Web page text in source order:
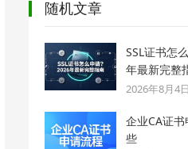
随机文章
SSL证书怎
年最新完整
2026年8月4日
企业CA证
些